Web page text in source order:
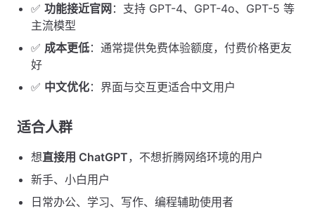
✅ 功能接近官网 ：支持 GPT-4、GPT-4o、GPT-5 等
主流模型
✅ 成本更低：通常提供免费体验额度，付费价格更友
好
✅ 中文优化：界面与交互更适合中文用户
适合人群 ​
想直接用 ChatGPT，不想折腾网络环境的用户
新手、小白用户
日常办公、学习、写作、编程辅助使用者